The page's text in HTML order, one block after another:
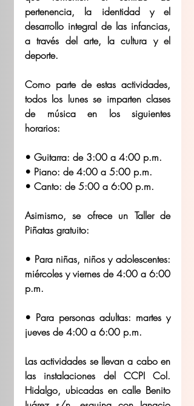
pertenencia, la identidad y el
desarrollo integral de las infancias,
a través del arte, la cultura y el
deporte.
Como parte de estas actividades,
todos los lunes se imparten clases
de música en los siguientes
horarios:
• Guitarra: de 3:00 a 4:00 p.m.
• Piano: de 4:00 a 5:00 p.m.
• Canto: de 5:00 a 6:00 p.m.
Asimismo, se ofrece un Taller de
Piñatas gratuito:
• Para niñas, niños y adolescentes:
miércoles y viernes de 4:00 a 6:00
p.m.
• Para personas adultas: martes y
jueves de 4:00 a 6:00 p.m.
Las actividades se llevan a cabo en
las instalaciones del CCPI Col.
Hidalgo, ubicadas en calle Benito